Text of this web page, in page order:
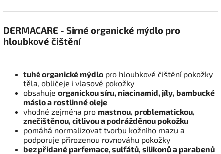
DERMACARE - Sirné organické mýdlo pro
hloubkové čištění
tuhé organické mýdlo pro hloubkové čištění pokožky
těla, obličeje i vlasové pokožky
obsahuje organickou síru, niacinamid, jíly, bambucké
máslo a rostlinné oleje
vhodné zejména pro mastnou, problematickou,
znečištěnou, citlivou a podrážděnou pokožku
pomáhá normalizovat tvorbu kožního mazu a
podporuje přirozenou rovnováhu pokožky
bez přidané parfemace, sulfátů, silikonů a parabenů